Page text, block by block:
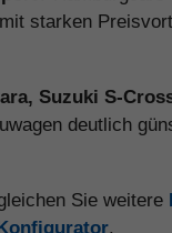
starken
Suzuki S-
deutlich
Sie weitere
.